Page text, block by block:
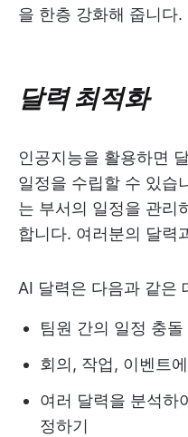
을 한층 강화해 줍니다.
달력 최적화
인공지능을 활용하면
일정을 수립할 수 있습
는 부서의 일정을 관리
합니다. 여러분의 달력
AI 달력은 다음과 같은
팀원 간의 일정 충돌
회의, 작업, 이벤트
여러 달력을 분석하
정하기